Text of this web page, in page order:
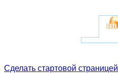
Сделать стартовой страницей